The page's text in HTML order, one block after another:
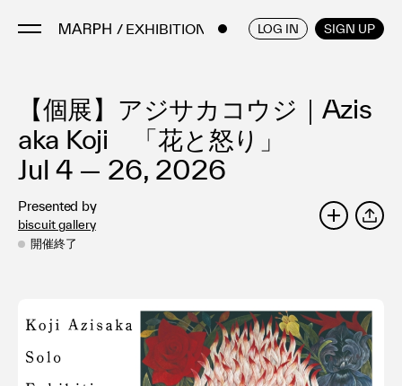
/ EXHIBITIONS LOG IN SIGN UP
Artists
Artworks
Galleries & Museums
Exhibitions
Art Fairs & Events
Press Releases
ENGLISH / JAPANESE
【個展】アジサカコウジ｜Azis
aka Koji 「花と怒り」
Jul 4 — 26, 2026
Presented by
biscuit gallery
開催終了